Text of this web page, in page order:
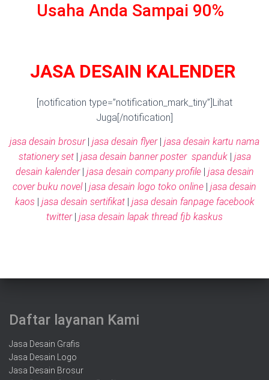
Usaha Anda Sampai 90%
JASA DESAIN KALENDER
[notification type=”notification_mark_tiny”]Lihat
Juga[/notification]
jasa desain brosur| jasa desain flyer| jasa desain kartu nama
stationery set| jasa desain banner poster spanduk| jasa
desain kalender| jasa desain company profile| jasa desain
cover buku novel| jasa desain logo toko online | jasa desain
kaos | jasa desain sertifikat| jasa desain fanpage facebook
twitter| jasa desain lapak thread fjb kaskus
Daftar layanan Kami
Jasa Desain Grafis
Jasa Desain Logo
Jasa Desain Brosur